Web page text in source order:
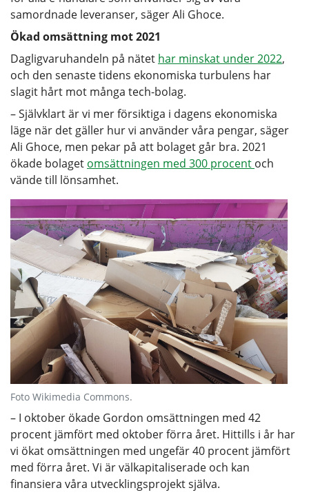
samordnade leveranser, säger Ali Ghoce.
Ökad omsättning mot 2021
Dagligvaruhandeln på nätet har minskat under 2022,
och den senaste tidens ekonomiska turbulens har
slagit hårt mot många tech-bolag.
– Självklart är vi mer försiktiga i dagens ekonomiska
läge när det gäller hur vi använder våra pengar, säger
Ali Ghoce, men pekar på att bolaget går bra. 2021
ökade bolaget omsättningen med 300 procent och
vände till lönsamhet.
Foto Wikimedia Commons.
– I oktober ökade Gordon omsättningen med 42
procent jämfört med oktober förra året. Hittills i år har
vi ökat omsättningen med ungefär 40 procent jämfört
med förra året. Vi är välkapitaliserade och kan
finansiera våra utvecklingsprojekt själva.